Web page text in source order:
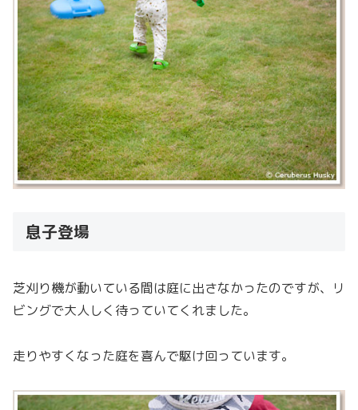
息子登場
芝刈り機が動いている間は庭に出さなかったのですが、リ
ビングで大人しく待っていてくれました。
走りやすくなった庭を喜んで駆け回っています。